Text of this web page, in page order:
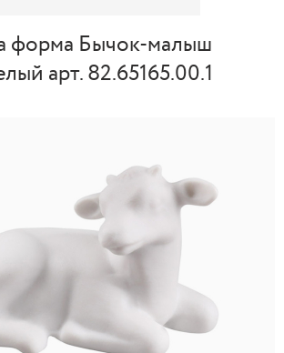
форма Бычок-малыш
арт. 82.65165.00.1